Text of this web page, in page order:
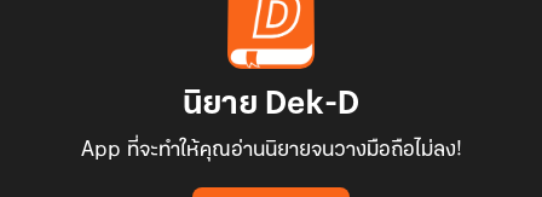
นิยาย Dek-D
App ที่จะทำให้คุณอ่านนิยายจนวางมือถือไม่ลง!